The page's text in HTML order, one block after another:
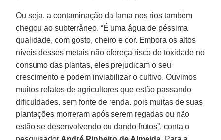
Ou seja, a contaminação da lama nos rios também
chegou ao subterrâneo. “É uma água de péssima
qualidade, com gosto, cheiro e cor. Embora os altos
níveis desses metais não ofereça risco de toxidade no
consumo das plantas, eles prejudicam o seu
crescimento e podem inviabilizar o cultivo. Ouvimos
muitos relatos de agricultores que estão passando
dificuldades, sem fonte de renda, pois muitas de suas
plantações morreram após serem regadas ou não
estão se desenvolvendo ou dando frutos”, conta o